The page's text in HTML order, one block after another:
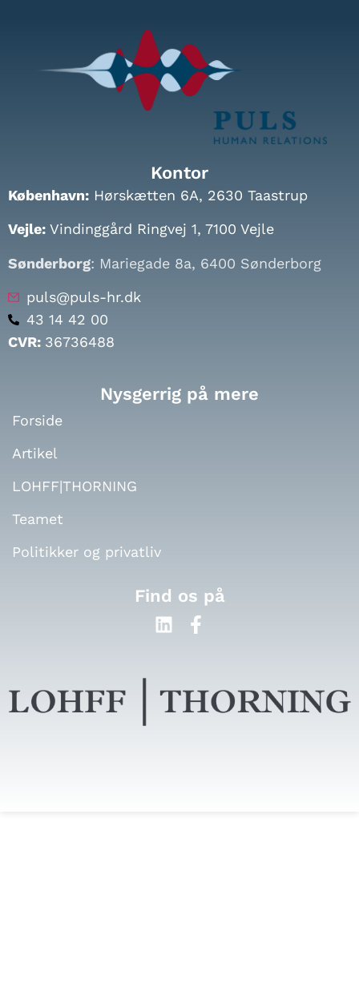
Kontor
København: Hørskætten 6A, 2630 Taastrup
Vejle: Vindinggård Ringvej 1, 7100 Vejle
Sønderborg: Mariegade 8a, 6400 Sønderborg
puls@puls-hr.dk
43 14 42 00
CVR: 36736488
Nysgerrig på mere
Forside
Artikel
LOHFF|THORNING
Teamet
Politikker og privatliv
Find os på